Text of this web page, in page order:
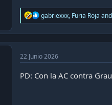
R
e
i
o
s
gabriexxx, Furia Roja and
22 Junio 2026
PD: Con la AC contra